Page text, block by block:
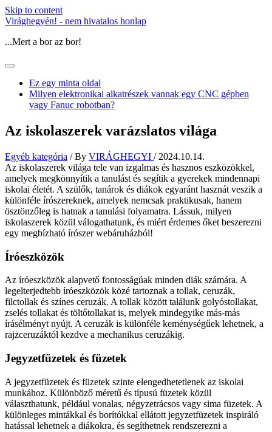
Skip to content
Virághegyén! - nem hivatalos honlap
...Mert a bor az bor!
Ez egy minta oldal
Milyen elektronikai alkatrészek vannak egy CNC gépben
vagy Fanuc robotban?
Az iskolaszerek varázslatos világa
Egyéb kategória / By VIRÁGHEGYI / 2024.10.14.
Az iskolaszerek világa tele van izgalmas és hasznos eszközökkel,
amelyek megkönnyítik a tanulást és segítik a gyerekek mindennapi
iskolai életét. A szülők, tanárok és diákok egyaránt hasznát veszik a
különféle írószereknek, amelyek nemcsak praktikusak, hanem
ösztönzőleg is hatnak a tanulási folyamatra. Lássuk, milyen
iskolaszerek közül válogathatunk, és miért érdemes őket beszerezni
egy megbízható írószer webáruházból!
Íróeszközök
Az íróeszközök alapvető fontosságúak minden diák számára. A
legelterjedtebb íróeszközök közé tartoznak a tollak, ceruzák,
filctollak és színes ceruzák. A tollak között találunk golyóstollakat,
zselés tollakat és töltőtollakat is, melyek mindegyike más-más
írásélményt nyújt. A ceruzák is különféle keménységűek lehetnek, a
rajzceruzáktól kezdve a mechanikus ceruzákig.
Jegyzetfüzetek és füzetek
A jegyzetfüzetek és füzetek szinte elengedhetetlenek az iskolai
munkához. Különböző méretű és típusú füzetek közül
választhatunk, például vonalas, négyzetrácsos vagy sima füzetek. A
különleges mintákkal és borítókkal ellátott jegyzetfüzetek inspiráló
hatással lehetnek a diákokra, és segíthetnek rendszerezni a